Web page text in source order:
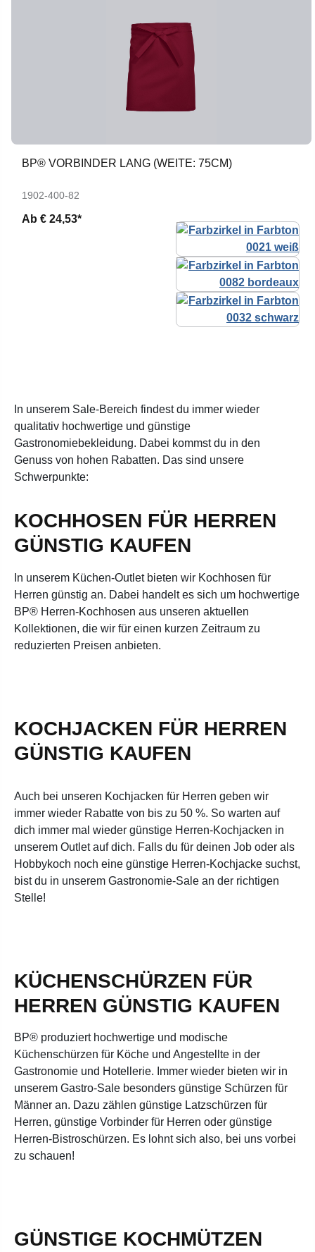
BP® VORBINDER LANG (WEITE: 75CM)
1902-400-82
Ab € 24,53*
In unserem Sale-Bereich findest du immer wieder
qualitativ hochwertige und günstige
Gastronomiebekleidung. Dabei kommst du in den
Genuss von hohen Rabatten. Das sind unsere
Schwerpunkte:
KOCHHOSEN FÜR HERREN
GÜNSTIG KAUFEN
In unserem Küchen-Outlet bieten wir Kochhosen für
Herren günstig an. Dabei handelt es sich um hochwertige
BP® Herren-Kochhosen aus unseren aktuellen
Kollektionen, die wir für einen kurzen Zeitraum zu
reduzierten Preisen anbieten.
KOCHJACKEN FÜR HERREN
GÜNSTIG KAUFEN
Auch bei unseren Kochjacken für Herren geben wir
immer wieder Rabatte von bis zu 50 %. So warten auf
dich immer mal wieder günstige Herren-Kochjacken in
unserem Outlet auf dich. Falls du für deinen Job oder als
Hobbykoch noch eine günstige Herren-Kochjacke suchst,
bist du in unserem Gastronomie-Sale an der richtigen
Stelle!
KÜCHENSCHÜRZEN FÜR
HERREN GÜNSTIG KAUFEN
BP® produziert hochwertige und modische
Küchenschürzen für Köche und Angestellte in der
Gastronomie und Hotellerie. Immer wieder bieten wir in
unserem Gastro-Sale besonders günstige Schürzen für
Männer an. Dazu zählen günstige Latzschürzen für
Herren, günstige Vorbinder für Herren oder günstige
Herren-Bistroschürzen. Es lohnt sich also, bei uns vorbei
zu schauen!
GÜNSTIGE KOCHMÜTZEN